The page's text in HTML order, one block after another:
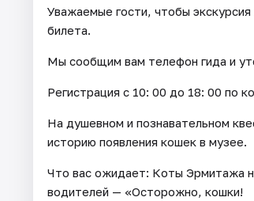
Уважаемые гости, чтобы
билета.
Мы сообщим вам телефон гида и
Регистрация с 10: 00 до 18: 00 по
На душевном и познавательном
историю появления кошек в музее.
Что вас ожидает: Коты Эрмитажа
водителей — «Осторожно, кошки!